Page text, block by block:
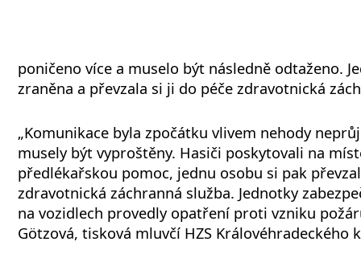
poničeno více a muselo být následně odtaženo.
zraněna a převzala si ji do péče zdravotnická
„Komunikace byla zpočátku vlivem nehody
musely být vyproštěny. Hasiči poskytovali na
předlékařskou pomoc, jednu osobu si pak
zdravotnická záchranná služba. Jednotky
na vozidlech provedly opatření proti vzniku
Götzová, tisková mluvčí HZS Královéhradeckého